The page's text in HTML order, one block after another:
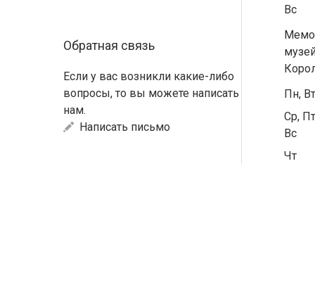
Обратная связь
Если у вас возникли какие-либо
вопросы, то вы можете написать
нам.
Написать письмо
Вс
Пн,
Ср,
Вс
Чт